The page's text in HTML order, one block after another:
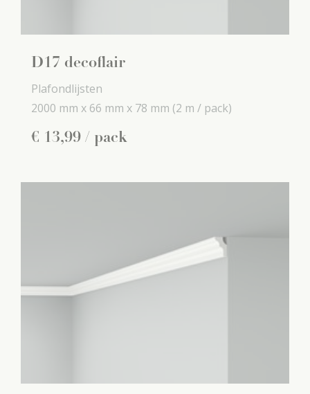
D17 decoflair
Plafondlijsten
2000 mm x 66 mm x 78 mm (2 m / pack)
€ 13,99 / pack